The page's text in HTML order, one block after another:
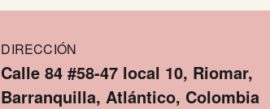
DIRECCIÓN
Calle 84 #58-47 local 10, Riomar,
Barranquilla, Atlántico, Colombia